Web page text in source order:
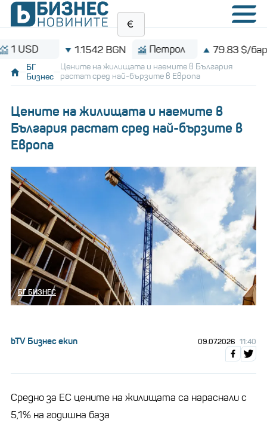
1.1542 BGN Петрол 79.83 $/барел
БГ
Бизнес
Цените на жилищата и наемите в България
растат сред най-бързите в Европа
Цените на жилищата и наемите в
България растат сред най-бързите в
Европа
БГ БИЗНЕС
bTV Бизнес екип 09.07.2026 11:40
Средно за ЕС цените на жилищата са нараснали с
5,1% на годишна база